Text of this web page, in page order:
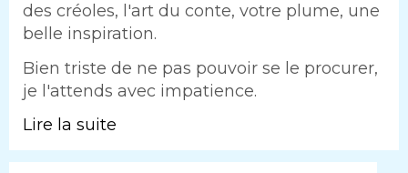
des créoles, l'art du conte, votre plume, une
belle inspiration.
Bien triste de ne pas pouvoir se le procurer,
je l'attends avec impatience.
Lire la suite